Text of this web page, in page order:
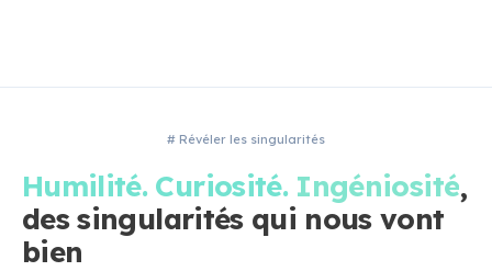
# Révéler les singularités
Humilité. Curiosité. Ingéniosité,
des singularités qui nous vont
bien